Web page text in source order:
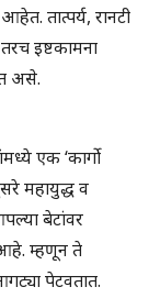
तात्पर्य, रानटी
इष्टकामना
असे.
एक ‘कार्गो
महायुद्ध व
बेटांवर
आहे. म्हणून ते
पेटवतात.